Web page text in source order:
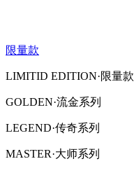
限量款
LIMITID EDITION·限量款
GOLDEN·流金系列
LEGEND·传奇系列
MASTER·大师系列